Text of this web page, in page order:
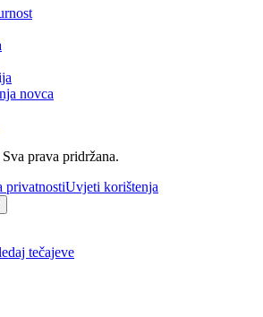
novca
Sva prava pridržana.
privatnostiUvjeti korištenja
tečajeve